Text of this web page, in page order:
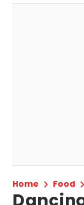
Home Food